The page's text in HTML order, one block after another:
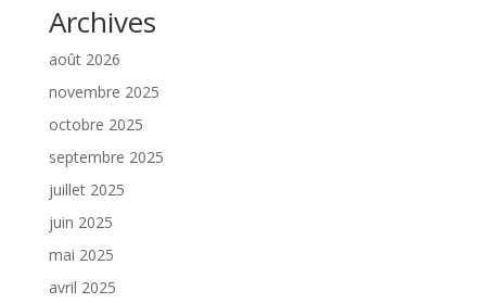
Archives
août 2026
novembre 2025
octobre 2025
septembre 2025
juillet 2025
juin 2025
mai 2025
avril 2025